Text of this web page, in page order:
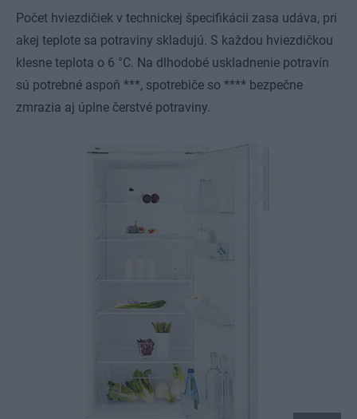
Počet hviezdičiek v technickej špecifikácii zasa udáva, pri
akej teplote sa potraviny skladujú. S každou hviezdičkou
klesne teplota o 6 °C. Na dlhodobé uskladnenie potravín
sú potrebné aspoň ***, spotrebiče so **** bezpečne
zmrazia aj úplne čerstvé potraviny.